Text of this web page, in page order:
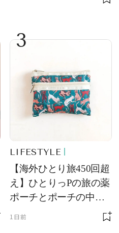
3
LIFESTYLE
【海外ひとり旅450回超
え】ひとりっPの旅の薬
ポーチとポーチの中身
を初公開！ 本当に使え
1日前